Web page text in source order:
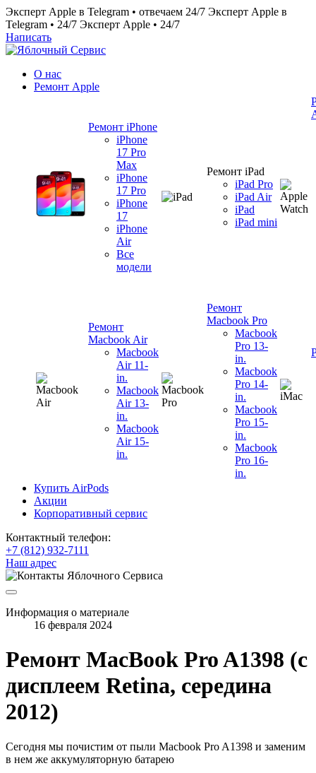
Эксперт Apple в Telegram • отвечаем 24/7 Эксперт Apple в
Telegram • 24/7 Эксперт Apple • 24/7
Написать
О нас
Ремонт Apple
Ремонт iPhone
iPhone
17 Pro
Max
iPhone
17 Pro
iPhone
17
iPhone
Air
Все
модели
Ремонт iPad
iPad Pro
iPad Air
iPad
iPad mini
Ремонт
Macbook Air
Macbook
Air 11-
in.
Macbook
Air 13-
in.
Macbook
Air 15-
in.
Ремонт
Macbook Pro
Macbook
Pro 13-
in.
Macbook
Pro 14-
in.
Macbook
Pro 15-
in.
Macbook
Pro 16-
in.
Купить AirPods
Акции
Корпоративный сервис
Контактный телефон:
+7 (812) 932-7111
Наш адрес
Информация о материале
16 февраля 2024
Ремонт MacBook Pro A1398 (с
дисплеем Retina, середина
2012)
Сегодня мы почистим от пыли Macbook Pro A1398 и заменим
в нем же аккумуляторную батарею